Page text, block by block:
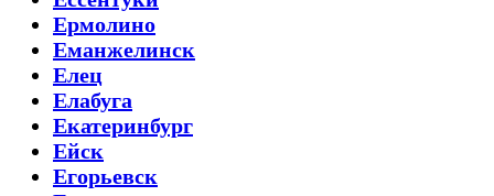
Ермолино
Еманжелинск
Елец
Елабуга
Екатеринбург
Ейск
Егорьевск